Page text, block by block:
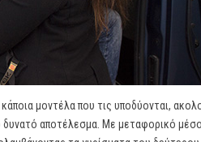
μοντέλα που τις υποδύονται,
αποτέλεσμα. Mε μεταφορικό